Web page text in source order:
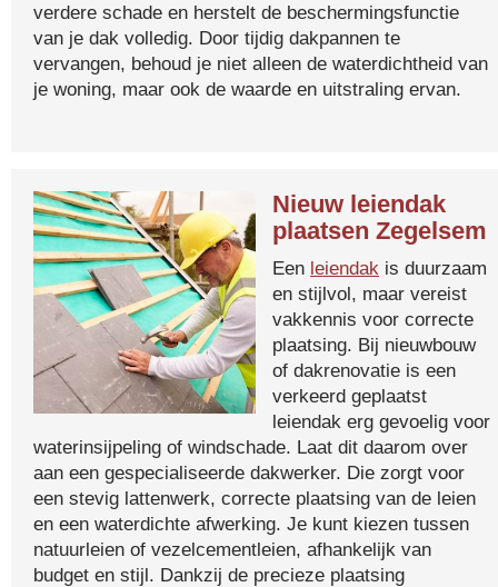
verdere schade en herstelt de beschermingsfunctie
van je dak volledig. Door tijdig dakpannen te
vervangen, behoud je niet alleen de waterdichtheid van
je woning, maar ook de waarde en uitstraling ervan.
Nieuw leiendak
plaatsen Zegelsem
Een leiendak is duurzaam
en stijlvol, maar vereist
vakkennis voor correcte
plaatsing. Bij nieuwbouw
of dakrenovatie is een
verkeerd geplaatst
leiendak erg gevoelig voor
waterinsijpeling of windschade. Laat dit daarom over
aan een gespecialiseerde dakwerker. Die zorgt voor
een stevig lattenwerk, correcte plaatsing van de leien
en een waterdichte afwerking. Je kunt kiezen tussen
natuurleien of vezelcementleien, afhankelijk van
budget en stijl. Dankzij de precieze plaatsing